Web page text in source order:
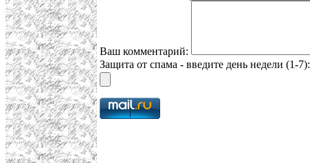
Ваш комментарий:
Защита от спама - введите день недели (1-7):